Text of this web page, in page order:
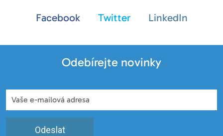
Facebook Twitter LinkedIn
Odebírejte novinky
Odeslat